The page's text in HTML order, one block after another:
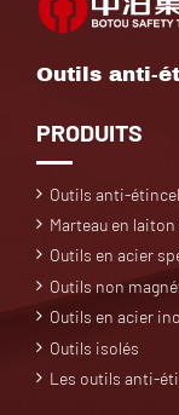
Outils anti-
PRODUITS
Outils anti-
Marteau en
Outils en acier
Outils non
Outils en acier
Outils isolés
Les outils anti-